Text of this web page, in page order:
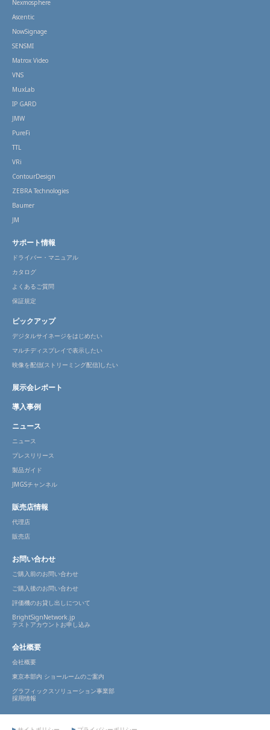
Nexmosphere
Ascentic
NowSignage
SENSMI
Matrox Video
VNS
MuxLab
IP GARD
JMW
PureFi
TTL
VRi
ContourDesign
ZEBRA Technologies
Baumer
JM
サポート情報
ドライバー・マニュアル
カタログ
よくあるご質問
保証規定
ピックアップ
デジタルサイネージをはじめたい
マルチディスプレイで表示したい
映像を配信(ストリーミング配信)したい
展示会レポート
導入事例
ニュース
ニュース
プレスリリース
製品ガイド
JMGSチャンネル
販売店情報
代理店
販売店
お問い合わせ
ご購入前のお問い合わせ
ご購入後のお問い合わせ
評価機のお貸し出しについて
BrightSignNetwork.jp
テストアカウントお申し込み
会社概要
会社概要
東京本部内 ショールームのご案内
グラフィックスソリューション事業部
採用情報